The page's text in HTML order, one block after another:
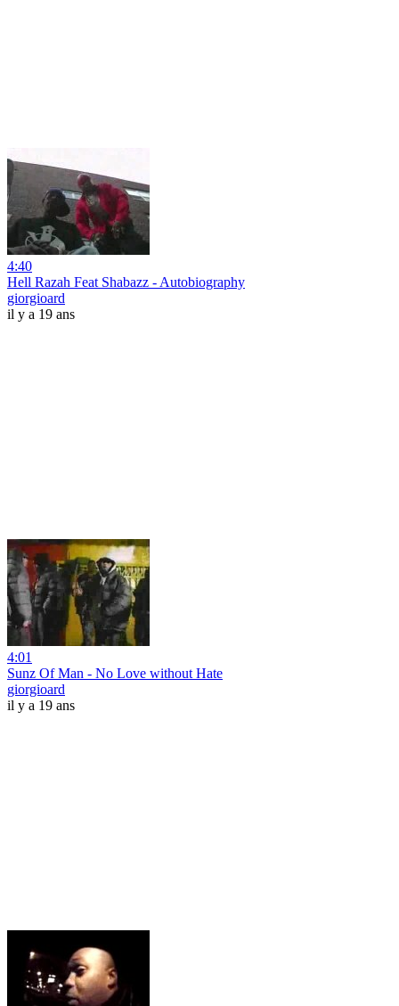
4:40
Hell Razah Feat Shabazz - Autobiography
giorgioard
il y a 19 ans
4:01
Sunz Of Man - No Love without Hate
giorgioard
il y a 19 ans